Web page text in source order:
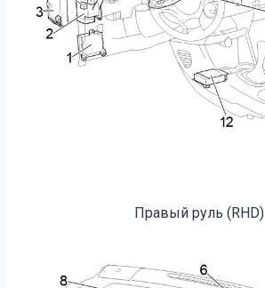
Правый руль (RHD)